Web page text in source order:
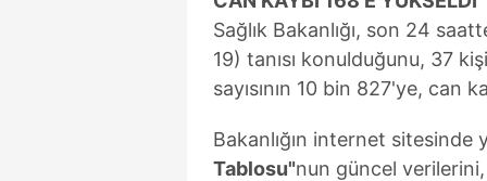
Sağlık Bakanlığı, son 24
19) tanısı konulduğunu, 37
sayısının 10 bin 827'ye, can
Bakanlığın internet sitesinde
Tablosu"nun güncel